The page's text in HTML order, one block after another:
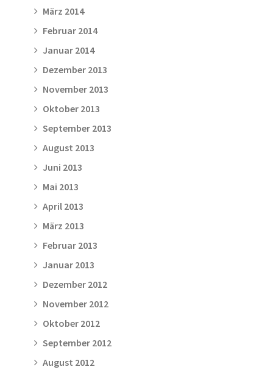
März 2014
Februar 2014
Januar 2014
Dezember 2013
November 2013
Oktober 2013
September 2013
August 2013
Juni 2013
Mai 2013
April 2013
März 2013
Februar 2013
Januar 2013
Dezember 2012
November 2012
Oktober 2012
September 2012
August 2012